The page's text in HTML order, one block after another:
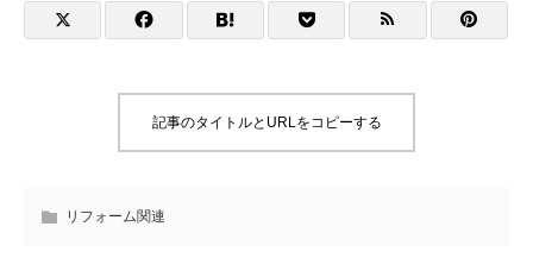
記事のタイトルとURLをコピーする
リフォーム関連